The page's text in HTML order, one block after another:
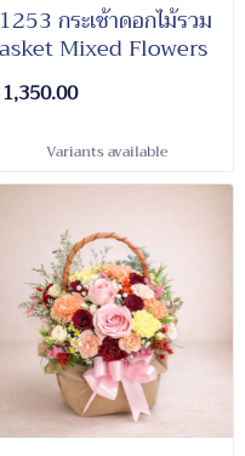
กระเช้าดอกไม้รวม
Mixed Flowers
Variants available